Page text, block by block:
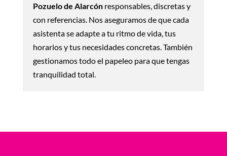
Pozuelo de Alarcónresponsables, discretas y
con referencias. Nos aseguramos de que cada
asistenta se adapte a tu ritmo de vida, tus
horarios y tus necesidades concretas. También
gestionamos todo el papeleo para que tengas
tranquilidad total.